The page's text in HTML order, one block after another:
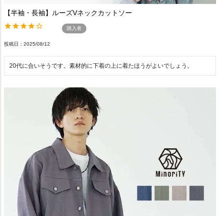
【半袖・長袖】ルーズVネックカットソー
購入者
投稿日 2025/08/12
20代に合いそうです。素材的に下着の上に着たほうがよいでしょう。